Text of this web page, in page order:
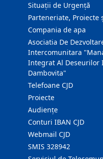
Situații de Urgență
Parteneriate,
Compania de apa
Asociatia De
Intercomunitara
Integrat Al Deseurilor
Dambovita"
Telefoane CJD
Proiecte
Audienţe
Conturi IBAN CJD
Webmail CJD
SMIS 328942